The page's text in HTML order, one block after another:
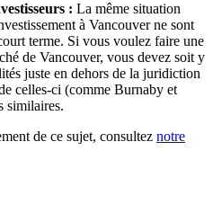
: La même situation
à Vancouver ne sont
terme. Si vous voulez faire une
de Vancouver, vous devez soit y
juste en dehors de la juridiction
celles-ci (comme Burnaby et
similaires.
de ce sujet, consultez notre